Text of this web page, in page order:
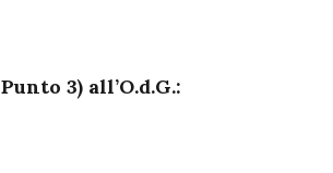
Punto 3) all’O.d.G.: